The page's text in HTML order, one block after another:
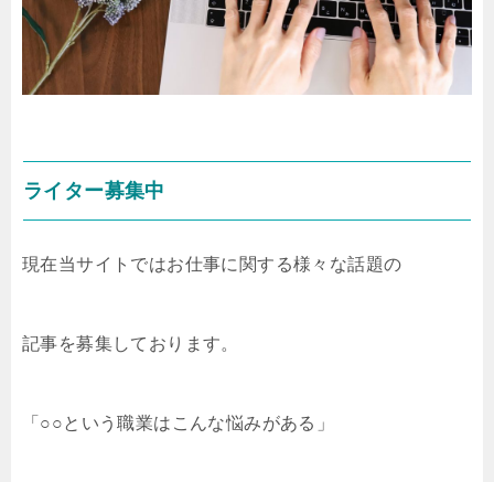
ライター募集中
現在当サイトではお仕事に関する様々な話題の
記事を募集しております。
「○○という職業はこんな悩みがある」